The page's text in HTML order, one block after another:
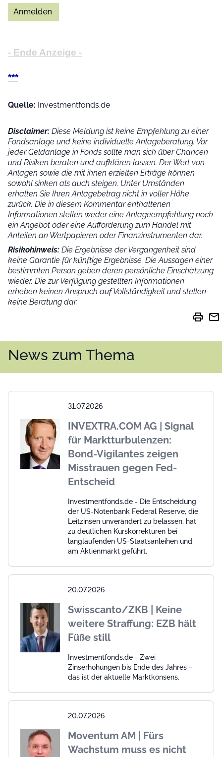
- Ende Anzeige -
***
Quelle: Investmentfonds.de
Disclaimer: Diese Meldung ist keine Empfehlung zu einer
Fondsanlage und keine individuelle Anlageberatung. Vor
jeder Geldanlage in Fonds sollte man sich über Chancen
und Risiken beraten und aufklären lassen. Der Wert von
Anlagen sowie die mit ihnen erzielten Erträge können
sowohl sinken als auch steigen. Unter Umständen
erhalten Sie Ihren Anlagebetrag nicht in voller Höhe
zurück. Die in diesem Kommentar enthaltenen
Informationen stellen weder eine Anlageempfehlung noch
ein Angebot oder eine Aufforderung zum Handel mit
Anteilen an Wertpapieren oder Finanzinstrumenten dar.
Risikohinweis: Die Ergebnisse der Vergangenheit sind
keine Garantie für künftige Ergebnisse. Die Aussagen einer
bestimmten Person geben deren persönliche Einschätzung
wieder. Die zur Verfügung gestellten Informationen
erheben keinen Anspruch auf Vollständigkeit und stellen
keine Beratung dar.
print mail
News zum Thema
31.07.2026
INVEXTRA.COM AG | Signal
für Marktturbulenzen:
Bond-Vigilantes zeigen
Misstrauen gegen Fed-
Entscheid
Investmentfonds.de - Die Entscheidung
der US-Notenbank Federal Reserve, die
Leitzinsen unverändert zu belassen, hat
zu deutlichen Kurskorrekturen bei
langlaufenden US-Staatsanleihen und
am Aktienmarkt geführt.
20.07.2026
Swisscanto/ZKB | Keine
weitere Straffung: EZB hält
Füße still
Investmentfonds.de - Zwei
Zinserhöhungen bis Ende des Jahres –
das ist der aktuelle Marktkonsens.
20.07.2026
Moventum AM | Fürs
Wachstum muss es nicht